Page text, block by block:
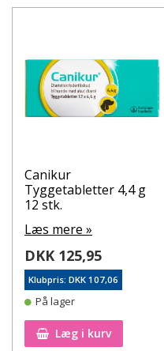
Canikur
Tyggetabletter 4,4 g
12 stk.
Læs mere »
DKK 125,95
Klubpris: DKK 107,06
På lager
Læg i kurv